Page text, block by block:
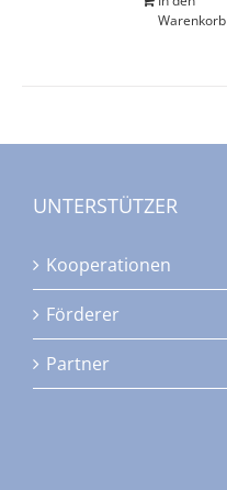
Warenkorb
UNTERSTÜTZER
Kooperationen
Förderer
Partner